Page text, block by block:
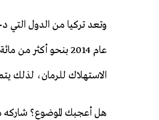
وتعد تركيا من الدول التي
الاستهلاك للرمان، لذلك
هل أعجبك الموضوع؟